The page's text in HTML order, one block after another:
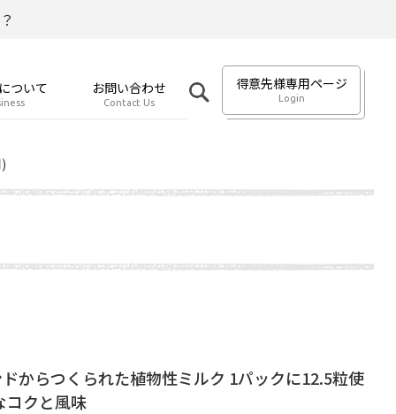
ついて お問い合わせ
Contact Us
得意先様専用ページ
Login
からつくられた植物性ミルク 1パックに12.5粒使
コクと風味